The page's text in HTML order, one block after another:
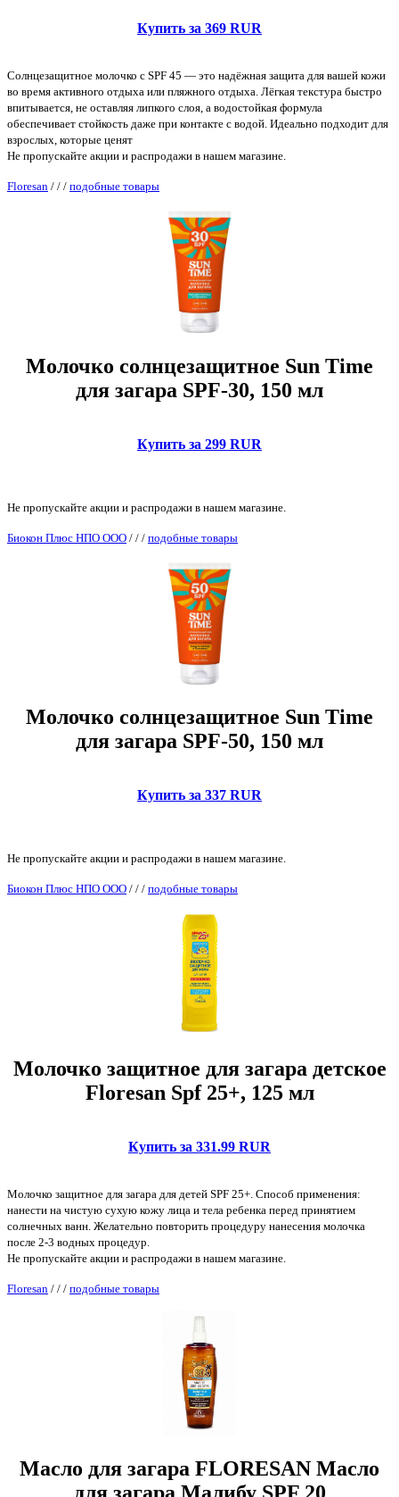
Купить за 369 RUR
Солнцезащитное молочко с SPF 45 — это надёжная защита для вашей кожи
во время активного отдыха или пляжного отдыха. Лёгкая текстура быстро
впитывается, не оставляя липкого слоя, а водостойкая формула
обеспечивает стойкость даже при контакте с водой. Идеально подходит для
взрослых, которые ценят
Не пропускайте акции и распродажи в нашем магазине.
Floresan / / / подобные товары
Молочко солнцезащитное Sun Time
для загара SPF-30, 150 мл
Купить за 299 RUR
Не пропускайте акции и распродажи в нашем магазине.
Биокон Плюс НПО ООО / / / подобные товары
Молочко солнцезащитное Sun Time
для загара SPF-50, 150 мл
Купить за 337 RUR
Не пропускайте акции и распродажи в нашем магазине.
Биокон Плюс НПО ООО / / / подобные товары
Молочко защитное для загара детское
Floresan Spf 25+, 125 мл
Купить за 331.99 RUR
Молочко защитное для загара для детей SPF 25+. Способ применения:
нанести на чистую сухую кожу лица и тела ребенка перед принятием
солнечных ванн. Желательно повторить процедуру нанесения молочка
после 2-3 водных процедур.
Не пропускайте акции и распродажи в нашем магазине.
Floresan / / / подобные товары
Масло для загара FLORESAN Масло